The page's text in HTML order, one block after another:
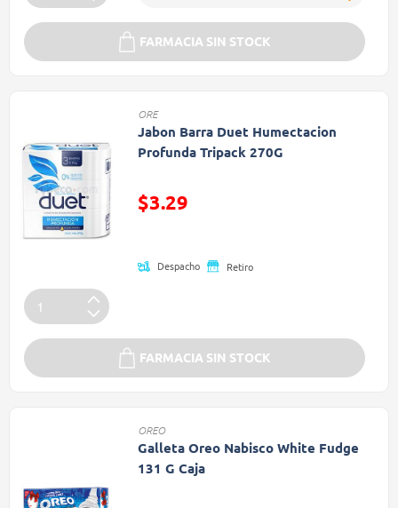
FARMACIA SIN STOCK
ORE
Jabon Barra Duet Humectacion
Profunda Tripack 270G
Precio reducido de
$3.29
Despacho Retiro
FARMACIA SIN STOCK
OREO
Galleta Oreo Nabisco White Fudge
131 G Caja